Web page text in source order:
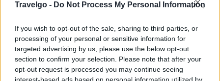
Travelgo - Do Not Process My Personal Information
If you wish to opt-out of the sale, sharing to third parties, or
processing of your personal or sensitive information for
targeted advertising by us, please use the below opt-out
section to confirm your selection. Please note that after your
opt-out request is processed you may continue seeing
Πηγή: Shutterstock
Σε απόσταση λίγων λεπτών από τη Σαγιάδα θα βρείτε
δύο πανέμορφες παραλίες, το Κεραμίδικαι το